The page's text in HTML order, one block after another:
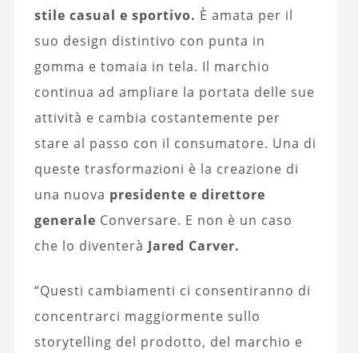
stile casual e sportivo. È amata per il
suo design distintivo con punta in
gomma e tomaia in tela. Il marchio
continua ad ampliare la portata delle sue
attività e cambia costantemente per
stare al passo con il consumatore. Una di
queste trasformazioni è la creazione di
una nuova presidente e direttore
generale Conversare. E non è un caso
che lo diventerà Jared Carver.
“Questi cambiamenti ci consentiranno di
concentrarci maggiormente sullo
storytelling del prodotto, del marchio e